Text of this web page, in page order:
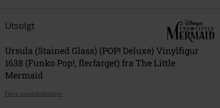
Utsolgt
Ursula (Stained Glass) (POP! Deluxe) Vinylfigur
1638 (Funko Pop!, flerfarget) fra The Little
Mermaid
Flere produktdetaljer